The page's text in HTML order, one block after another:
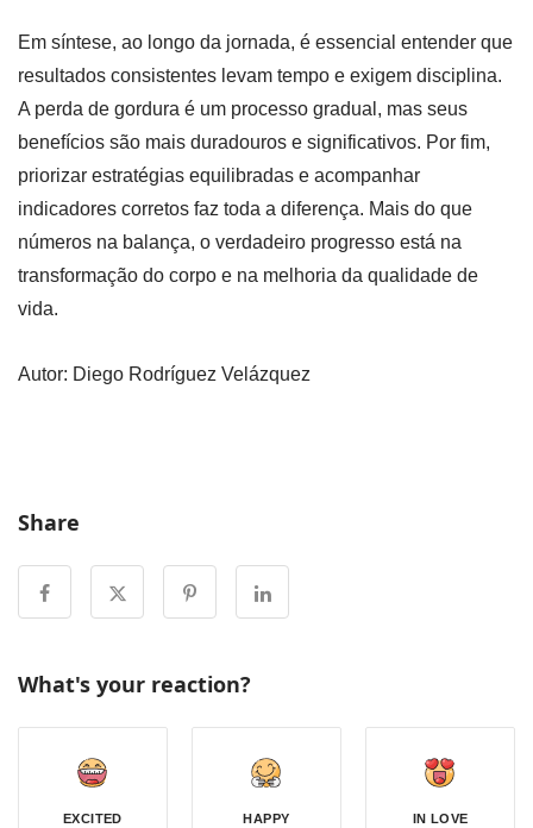
Em síntese, ao longo da jornada, é essencial entender que
resultados consistentes levam tempo e exigem disciplina.
A perda de gordura é um processo gradual, mas seus
benefícios são mais duradouros e significativos. Por fim,
priorizar estratégias equilibradas e acompanhar
indicadores corretos faz toda a diferença. Mais do que
números na balança, o verdadeiro progresso está na
transformação do corpo e na melhoria da qualidade de
vida.
Autor: Diego Rodríguez Velázquez
Share
What's your reaction?
EXCITED HAPPY IN LOVE